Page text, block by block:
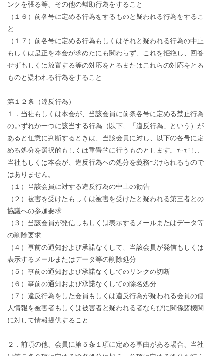
ンクを張る等、その他の幇助行為をすること
（１６）前各号に定める行為をするものと疑われる行為をするこ
と
（１７）前各号に定める行為もしくはそれと疑われる行為の中止
もしくは是正を本会が求めたにも関わらず、これを拒絶し、回答
せずもしくは放置する等の対応をとるまたはこれらの対応をとる
ものと疑われる行為をすること
第１２条（違反行為）
１．当社もしくは本会が、当該会員に前条各号に定める禁止行為
のいずれか一つに該当する行為（以下、「違反行為」という）が
あると任意に判断するときは、当該会員に対し、以下の各号に定
める処分を選択的もしくは重畳的に行うものとします。ただし、
当社もしくは本会が、違反行為への処分を義務づけられるもので
はありません。
（１）当該会員に対する違反行為の中止の勧告
（２）被害を受けたもしくは被害を受けたと疑われる第三者との
協議への参加要求
（３）当該会員が発信しもしくは表示するメールまたはデータ等
の削除要求
（４）事前の通知および承諾なくして、当該会員が発信もしくは
表示するメールまたはデータ等の削除処分
（５）事前の通知および承諾なくしてのリンクの切断
（６）事前の通知および承諾なくしての除名処分
（７）違反行為をした会員もしくは違反行為が疑われる会員の個
人情報を被害者もしくは被害者と疑われる者ならびに関係諸機関
に対して情報提供すること
２．前項の他、会員に第５条１項に定める事由がある場合、当社